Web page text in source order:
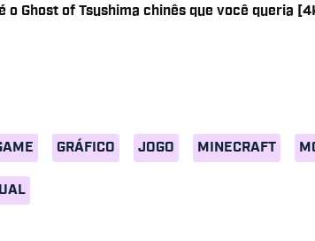
GRÁFICO JOGO MINECRAFT
o Ghost of Tsushima chinês que você queria